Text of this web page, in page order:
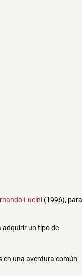
Lucini (1996), para
adquirir un tipo de
en una aventura común.